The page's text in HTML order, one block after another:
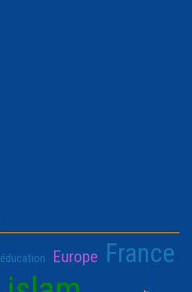
éducation Europe France